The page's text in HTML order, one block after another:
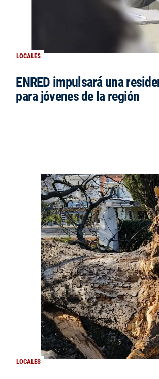
LOCALES
ENRED impulsará una
para jóvenes de la región
LOCALES